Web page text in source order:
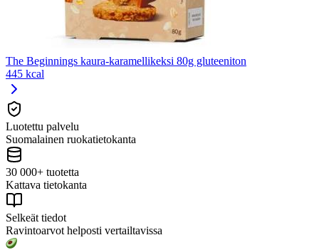
The Beginnings kaura-karamellikeksi 80g gluteeniton
445 kcal
Luotettu palvelu
Suomalainen ruokatietokanta
30 000+ tuotetta
Kattava tietokanta
Selkeät tiedot
Ravintoarvot helposti vertailtavissa